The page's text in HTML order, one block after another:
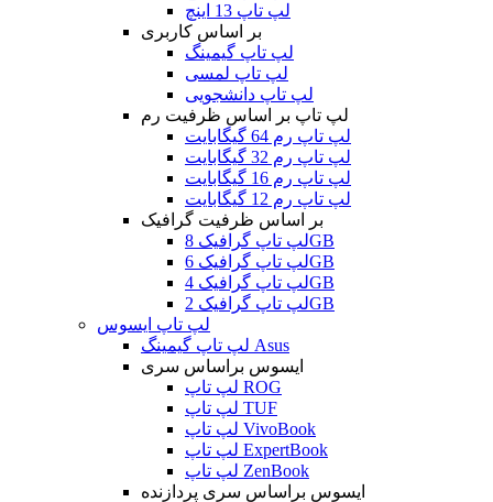
لپ تاپ 13 اینچ
بر اساس کاربری
لپ تاپ گیمینگ
لپ تاپ لمسی
لپ تاپ دانشجویی
لپ تاپ بر اساس ظرفیت رم
لپ تاپ رم 64 گیگابایت
لپ تاپ رم 32 گیگابایت
لپ تاپ رم 16 گیگابایت
لپ تاپ رم 12 گیگابایت
بر اساس ظرفیت گرافیک
لپ تاپ گرافیک 8GB
لپ تاپ گرافیک 6GB
لپ تاپ گرافیک 4GB
لپ تاپ گرافیک 2GB
لپ تاپ ایسوس
لپ تاپ گیمینگ Asus
ایسوس براساس سری
لپ تاپ ROG
لپ تاپ TUF
لپ تاپ VivoBook
لپ تاپ ExpertBook
لپ تاپ ZenBook
ایسوس براساس سری پردازنده